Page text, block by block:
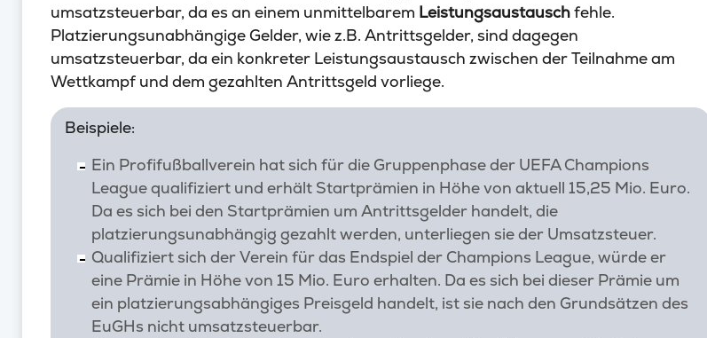
umsatzsteuerbar, da es an einem unmittelbarem Leistungsaustauschfehle.
Platzierungsunabhängige Gelder, wie z.B. Antrittsgelder, sind dagegen
umsatzsteuerbar, da ein konkreter Leistungsaustausch zwischen der Teilnahme am
Wettkampf und dem gezahlten Antrittsgeld vorliege.
Beispiele:
Ein Profifußballverein hat sich für die Gruppenphase der UEFA Champions
League qualifiziert und erhält Startprämien in Höhe von aktuell 15,25 Mio. Euro.
Da es sich bei den Startprämien um Antrittsgelder handelt, die
platzierungsunabhängig gezahlt werden, unterliegen sie der Umsatzsteuer.
Qualifiziert sich der Verein für das Endspiel der Champions League, würde er
eine Prämie in Höhe von 15 Mio. Euro erhalten. Da es sich bei dieser Prämie um
ein platzierungsabhängiges Preisgeld handelt, ist sie nach den Grundsätzen des
EuGHs nicht umsatzsteuerbar.